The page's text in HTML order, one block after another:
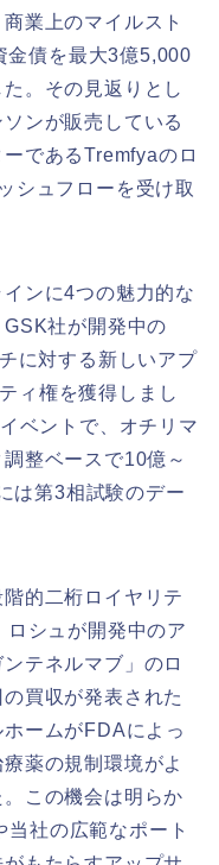
業上のマイルスト
金債を最大3億5,000
。その見返りとし
ンが販売している
であるTremfyaのロ
シュフローを受け取
ンに4つの魅力的な
社が開発中の
に対する新しいアプ
ィ権を獲得しまし
ベントで、オチリマ
整ベースで10億～
は第3相試験のデー
的二桁ロイヤリテ
ロシュが開発中のア
テネルマブ」のロ
買収が発表された
ームがFDAによっ
薬の規制環境がよ
この機会は明らか
社の広範なポート